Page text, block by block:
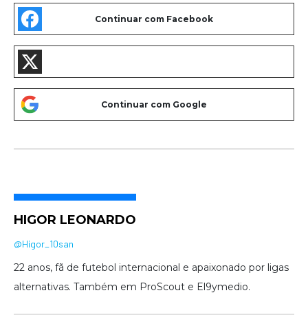
HIGOR LEONARDO
@Higor_10san
22 anos, fã de futebol internacional e apaixonado por ligas
alternativas. Também em ProScout e El9ymedio.